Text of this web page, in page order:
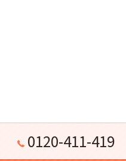
0120-411-419